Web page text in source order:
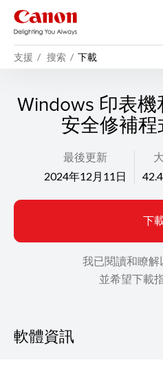
支援 搜索 下載
Windows 印表
安全修補程
最後更新
2024年12月11日
下
我已閱讀和瞭解
並希望下載
軟體資訊